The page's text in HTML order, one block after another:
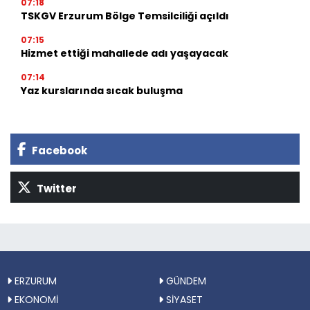
07:18
TSKGV Erzurum Bölge Temsilciliği açıldı
07:15
Hizmet ettiği mahallede adı yaşayacak
07:14
Yaz kurslarında sıcak buluşma
Facebook
Twitter
ERZURUM
GÜNDEM
EKONOMİ
SİYASET